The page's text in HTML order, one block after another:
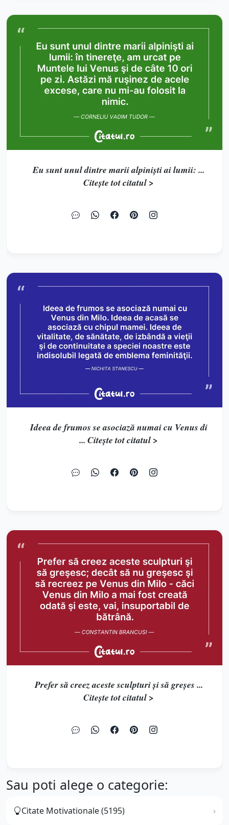
Eu sunt unul dintre marii alpinişti ai lumii: ...
Citește tot citatul >
Ideea de frumos se asociază numai cu Venus di
... Citește tot citatul >
Prefer să creez aceste sculpturi şi să greşes ...
Citește tot citatul >
Sau poti alege o categorie:
Citate Motivationale (5195)